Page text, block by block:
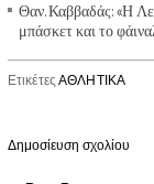
Θαν. Καββαδάς: «Η
μπάσκετ και το
ΕτικέτεςΑΘΛΗΤΙΚΑ
Δημοσίευση σχολίου